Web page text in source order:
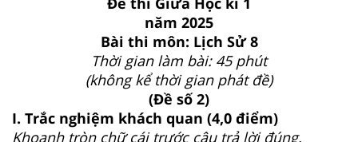
năm 2025
Bài thi môn: Lịch Sử 8
Thời gian làm bài: 45 phút
(không kể thời gian phát đề)
(Đề số 2)
I. Trắc nghiệm khách quan (4,0 điểm)
Khoanh tròn chữ cái trước câu trả lời đúng.